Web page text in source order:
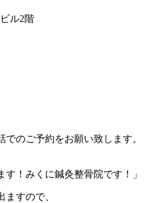
ル2階
のご予約をお願い致します。
す！みくに鍼灸整骨院です！」
ますので、